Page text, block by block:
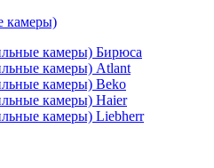
камеры)
камеры) Бирюса
камеры) Atlant
камеры) Beko
камеры) Haier
камеры) Liebherr